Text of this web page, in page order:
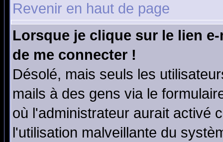
Revenir en haut de page
Lorsque je clique sur le lien
de me connecter !
Désolé, mais seuls les
mails à des gens via le
où l'administrateur aurait activé
l'utilisation malveillante du